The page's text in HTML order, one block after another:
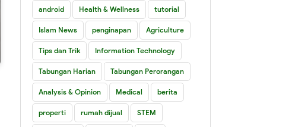
android Health & Wellness tutorial
Islam News penginapan Agriculture
Tips dan Trik Information Technology
Tabungan Harian Tabungan Perorangan
Analysis & Opinion Medical berita
properti rumah dijual STEM